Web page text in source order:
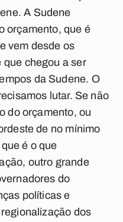
A Sudene
orçamento, que é
vem desde os
que chegou a ser
da Sudene. O
lutar. Se não
do orçamento, ou
de no mínimo
é o que
outro grande
do
políticas e
dos